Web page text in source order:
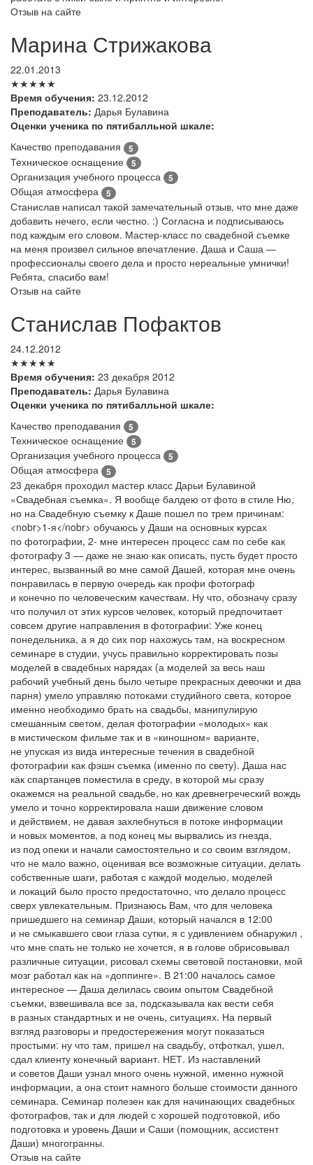
Отзыв на сайте
Марина Стрижакова
22.01.2013
★★★★★
Время обучения: 23.12.2012
Преподаватель: Дарья Булавина
Оценки ученика по пятибалльной шкале:
Качество преподавания
5
Техническое оснащение 5
Организация учебного процесса 5
Общая атмосфера 5
Станислав написал такой замечательный отзыв, что мне даже
добавить нечего, если честно. :) Согласна и подписываюсь
под каждым его словом. Мастер-класс по свадебной съемке
на меня произвел сильное впечатление. Даша и Саша —
профессионалы своего дела и просто нереальные умнички!
Ребята, спасибо вам!
Отзыв на сайте
Станислав Пофактов
24.12.2012
★★★★★
Время обучения: 23 декабря 2012
Преподаватель: Дарья Булавина
Оценки ученика по пятибалльной шкале:
Качество преподавания
5
Техническое оснащение 5
Организация учебного процесса 5
Общая атмосфера 5
23 декабря проходил мастер класс Дарьи Булавиной
«Свадебная съемка». Я вообще балдею от фото в стиле Ню,
но на Свадебную съемку к Даше пошел по трем причинам:
<nobr>1-я</nobr> обучаюсь у Даши на основных курсах
по фотографии, 2- мне интересен процесс сам по себе как
фотографу 3 — даже не знаю как описать, пусть будет просто
интерес, вызванный во мне самой Дашей, которая мне очень
понравилась в первую очередь как профи фотограф
и конечно по человеческим качествам. Ну что, обозначу сразу
что получил от этих курсов человек, который предпочитает
совсем другие направления в фотографии: Уже конец
понедельника, а я до сих пор нахожусь там, на воскресном
семинаре в студии, учусь правильно корректировать позы
моделей в свадебных нарядах (а моделей за весь наш
рабочий учебный день было четыре прекрасных девочки и два
парня) умело управляю потоками студийного света, которое
именно необходимо брать на свадьбы, манипулирую
смешанным светом, делая фотографии «молодых» как
в мистическом фильме так и в «киношном» варианте,
не упуская из вида интересные течения в свадебной
фотографии как фэшн съемка (именно по свету). Даша нас
как спартанцев поместила в среду, в которой мы сразу
окажемся на реальной свадьбе, но как древнегреческий вождь
умело и точно корректировала наши движение словом
и действием, не давая захлебнуться в потоке информации
и новых моментов, а под конец мы вырвались из гнезда,
из под опеки и начали самостоятельно и со своим взглядом,
что не мало важно, оценивая все возможные ситуации, делать
собственные шаги, работая с каждой моделью, моделей
и локаций было просто предостаточно, что делало процесс
сверх увлекательным. Признаюсь Вам, что для человека
пришедшего на семинар Даши, который начался в 12:00
и не смыкавшего свои глаза сутки, я с удивлением обнаружил ,
что мне спать не только не хочется, я в голове обрисовывал
различные ситуации, рисовал схемы световой постановки, мой
мозг работал как на «доппинге». В 21:00 началось самое
интересное — Даша делилась своим опытом Свадебной
съемки, взвешивала все за, подсказывала как вести себя
в разных стандартных и не очень, ситуациях. На первый
взгляд разговоры и предостережения могут показаться
простыми: ну что там, пришел на свадьбу, отфоткал, ушел,
сдал клиенту конечный вариант. НЕТ. Из наставлений
и советов Даши узнал много очень нужной, именно нужной
информации, а она стоит намного больше стоимости данного
семинара. Семинар полезен как для начинающих свадебных
фотографов, так и для людей с хорошей подготовкой, ибо
подготовка и уровень Даши и Саши (помощник, ассистент
Даши) многогранны.
Отзыв на сайте